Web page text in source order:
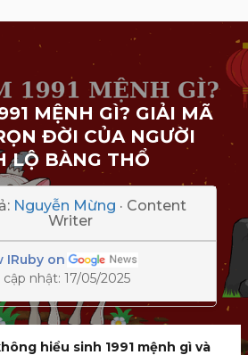
MỆNH GÌ? GIẢI MÃ
ĐỜI CỦA NGƯỜI
LỘ BÀNG THỔ
Nguyễn Mừng · Content
Writer
IRuby on
nhật: 17/05/2025
hiểu sinh 1991 mệnh gì và